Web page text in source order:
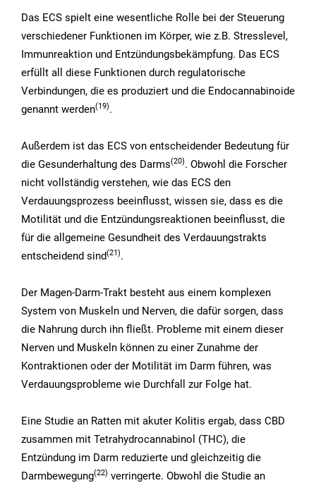
Das ECS spielt eine wesentliche Rolle bei der Steuerung
verschiedener Funktionen im Körper, wie z.B. Stresslevel,
Immunreaktion und Entzündungsbekämpfung. Das ECS
erfüllt all diese Funktionen durch regulatorische
Verbindungen, die es produziert und die Endocannabinoide
genannt werden(19).
Außerdem ist das ECS von entscheidender Bedeutung für
die Gesunderhaltung des Darms(20). Obwohl die Forscher
nicht vollständig verstehen, wie das ECS den
Verdauungsprozess beeinflusst, wissen sie, dass es die
Motilität und die Entzündungsreaktionen beeinflusst, die
für die allgemeine Gesundheit des Verdauungstrakts
entscheidend sind(21).
Der Magen-Darm-Trakt besteht aus einem komplexen
System von Muskeln und Nerven, die dafür sorgen, dass
die Nahrung durch ihn fließt. Probleme mit einem dieser
Nerven und Muskeln können zu einer Zunahme der
Kontraktionen oder der Motilität im Darm führen, was
Verdauungsprobleme wie Durchfall zur Folge hat.
Eine Studie an Ratten mit akuter Kolitis ergab, dass CBD
zusammen mit Tetrahydrocannabinol (THC), die
Entzündung im Darm reduzierte und gleichzeitig die
Darmbewegung(22) verringerte. Obwohl die Studie an